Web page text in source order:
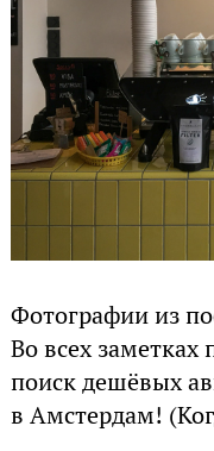
Фотографии из
Во всех заметках
поиск дешёвых
в Амстердам!